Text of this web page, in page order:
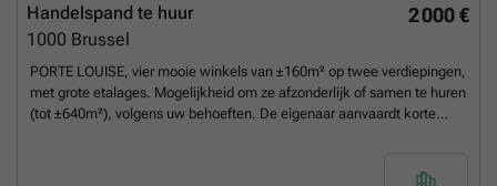
2 000 €
Handelspand te huur
1000 Brussel
PORTE LOUISE, vier mooie winkels van ±160m² op twee verdiepingen,
met grote etalages. Mogelijkheid om ze afzonderlijk of samen te huren
(tot ±640m²), volgens uw behoeften. De eigenaar aanvaardt korte